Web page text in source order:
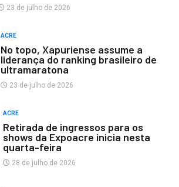
23 de julho de 2026
ACRE
No topo, Xapuriense assume a
liderança do ranking brasileiro de
ultramaratona
23 de julho de 2026
ACRE
Retirada de ingressos para os
shows da Expoacre inicia nesta
quarta-feira
28 de julho de 2026